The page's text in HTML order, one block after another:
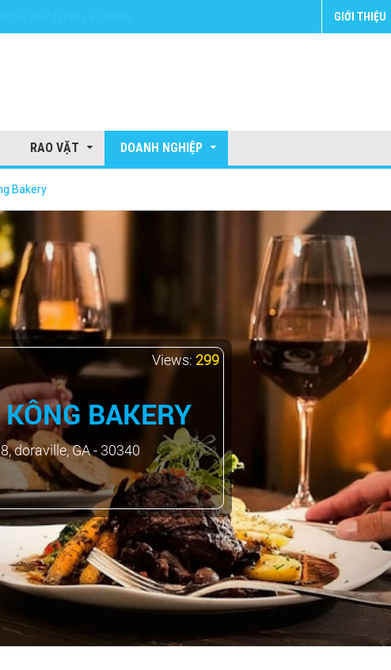
GIỚI THIỆU
RAO VẶT DOANH NGHIỆP
Bakery
BAKERY
doraville, GA - 30340
Views: 299